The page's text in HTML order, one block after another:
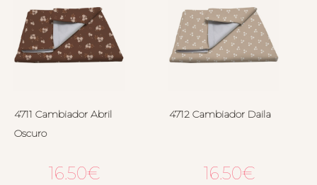
4711 Cambiador Abril
Oscuro
16.50€
4712 Cambiador Daila
16.50€